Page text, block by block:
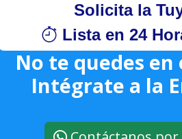
Solicita la
Lista en 24
No te quedes en
Intégrate a la